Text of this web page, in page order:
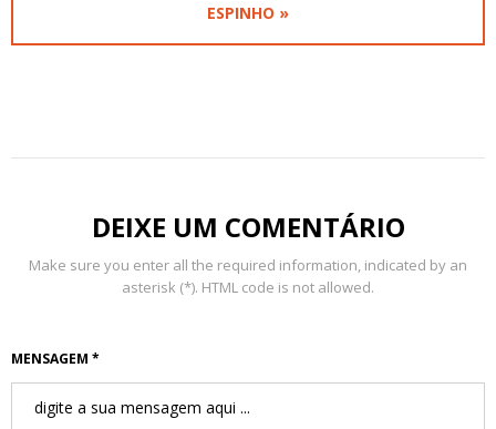
ESPINHO »
DEIXE UM COMENTÁRIO
Make sure you enter all the required information, indicated by an
asterisk (*). HTML code is not allowed.
MENSAGEM *